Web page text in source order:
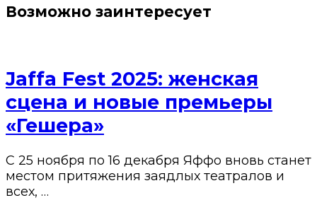
Возможно заинтересует
Jaffa Fest 2025: женская
сцена и новые премьеры
«Гешера»
С 25 ноября по 16 декабря Яффо вновь станет
местом притяжения заядлых театралов и
всех, …